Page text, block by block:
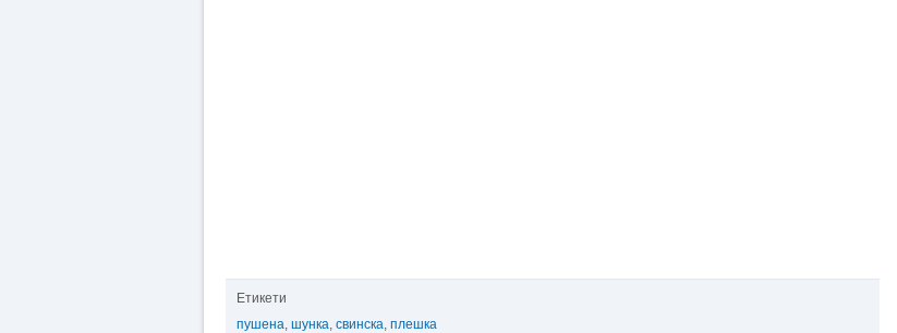
Етикети
пушена, шунка, свинска, плешка